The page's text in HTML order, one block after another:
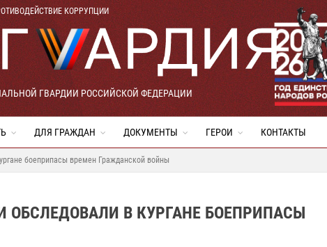
КОРРУПЦИИ
ГВАРДИИ РОССИЙСКОЙ ФЕДЕРАЦИИ
ДЛЯ ГРАЖДАН ДОКУМЕНТЫ ГЕРОИ КОНТАКТЫ
боеприпасы времен Гражданской войны
В КУРГАНЕ БОЕПРИПАСЫ